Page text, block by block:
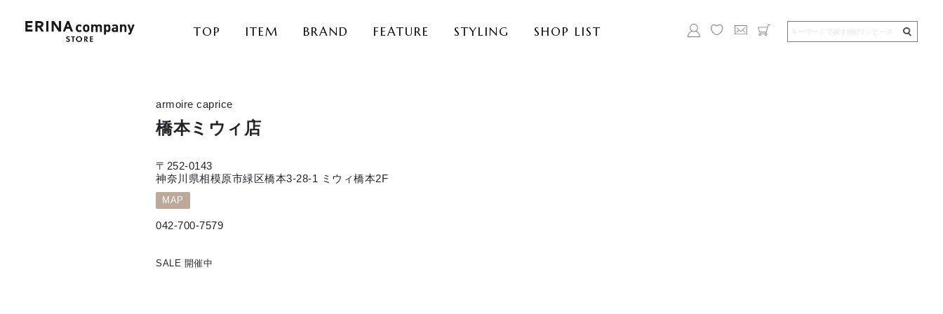
TOP ITEM BRAND FEATURE STYLING SHOP LIST
armoire caprice
橋本ミウィ店
〒252-0143
神奈川県相模原市緑区橋本3-28-1 ミウィ橋本2F
MAP
042-700-7579
SALE 開催中